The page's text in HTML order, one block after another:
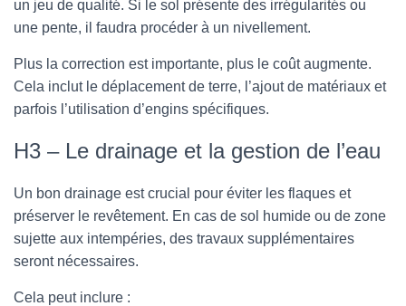
un jeu de qualité. Si le sol présente des irrégularités ou
une pente, il faudra procéder à un nivellement.
Plus la correction est importante, plus le coût augmente.
Cela inclut le déplacement de terre, l’ajout de matériaux et
parfois l’utilisation d’engins spécifiques.
H3 – Le drainage et la gestion de l’eau
Un bon drainage est crucial pour éviter les flaques et
préserver le revêtement. En cas de sol humide ou de zone
sujette aux intempéries, des travaux supplémentaires
seront nécessaires.
Cela peut inclure :